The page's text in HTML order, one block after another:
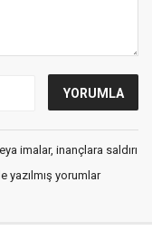
imalar, inançlara saldırı
yazılmış yorumlar